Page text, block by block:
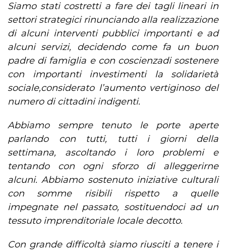
Siamo stati costretti a fare dei tagli lineari in
settori strategici rinunciando alla realizzazione
di alcuni interventi pubblici importanti e ad
alcuni servizi, decidendo come fa un buon
padre di famiglia e con coscienzadi sostenere
con importanti investimenti la solidarietà
sociale,considerato l’aumento vertiginoso del
numero di cittadini indigenti.
Abbiamo sempre tenuto le porte aperte
parlando con tutti, tutti i giorni della
settimana, ascoltando i loro problemi e
tentando con ogni sforzo di alleggerirne
alcuni. Abbiamo sostenuto iniziative culturali
con somme risibili rispetto a quelle
impegnate nel passato, sostituendoci ad un
tessuto imprenditoriale locale decotto.
Con grande difficoltà siamo riusciti a tenere i